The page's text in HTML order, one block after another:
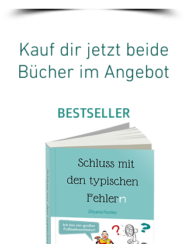
Kauf dir jetzt beide
Bücher im Angebot
BESTSELLER